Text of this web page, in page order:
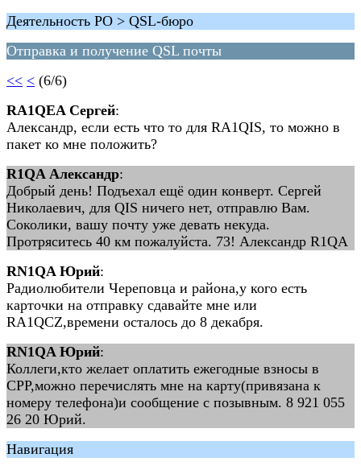
Деятельность РО > QSL-бюро
Отправка и получение QSL почты
<< < (6/6)
RA1QEA Сергей:
Александр, если есть что то для RA1QIS, то можно в
пакет ко мне положить?
R1QA Александр:
Добрый день! Подъехал ещё один конверт. Сергей
Николаевич, для QIS ничего нет, отправлю Вам.
Соколики, вашу почту уже девать некуда.
Протряситесь 40 км пожалуйста. 73! Александр R1QA
RN1QA Юрий:
Радиолюбители Череповца и района,у кого есть
карточки на отправку сдавайте мне или
RA1QCZ,времени осталось до 8 декабря.
RN1QA Юрий:
Коллеги,кто желает оплатить ежегодные взносы в
СРР,можно перечислять мне на карту(привязана к
номеру телефона)и сообщение с позывным. 8 921 055
26 20 Юрий.
Навигация